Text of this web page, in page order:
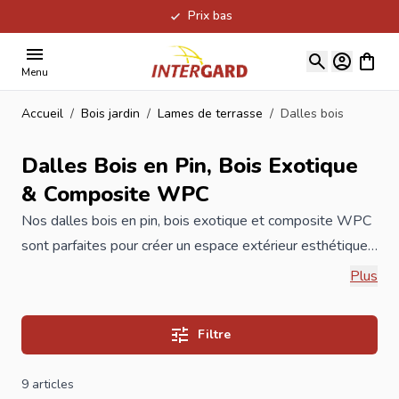
Prix bas
Menu
Voir
Accueil / Bois jardin / Lames de terrasse / Dalles bois
Dalles Bois en Pin, Bois Exotique
& Composite WPC
Nos dalles bois en pin, bois exotique et composite WPC
sont parfaites pour créer un espace extérieur esthétique,
durable et facile à entretenir. Le pin est économique et
élégance exceptionnelles, tandis que le WPC garantit
une excellente stabilité de couleur et un entretien
Plus
Filtre
9 articles